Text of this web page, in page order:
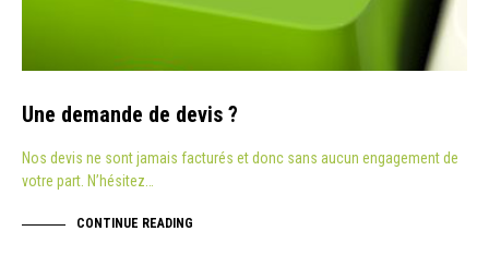
Une demande de devis ?
Nos devis ne sont jamais facturés et donc sans aucun engagement de
votre part. N’hésitez…
CONTINUE READING